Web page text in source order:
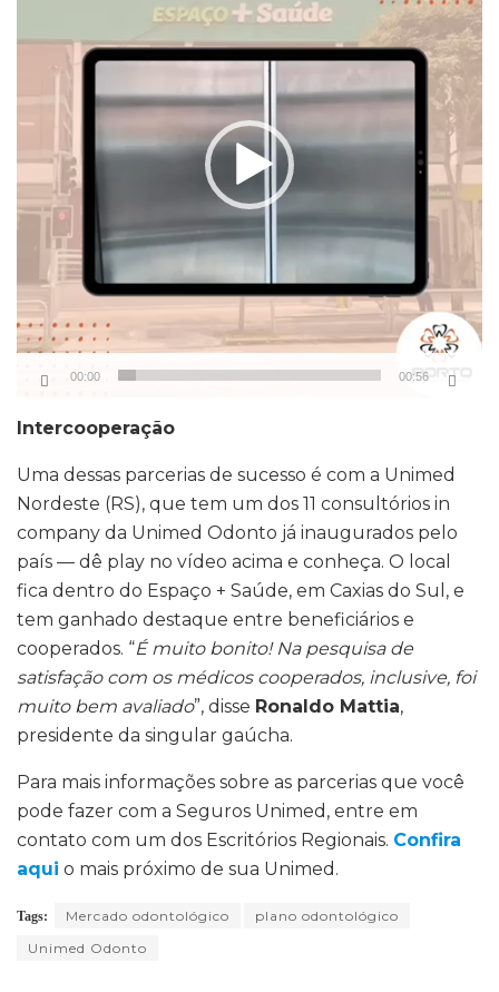
00:00 00:56
Intercooperação
Uma dessas parcerias de sucesso é com a Unimed
Nordeste (RS), que tem um dos 11 consultórios in
company da Unimed Odonto já inaugurados pelo
país — dê play no vídeo acima e conheça. O local
fica dentro do Espaço + Saúde, em Caxias do Sul, e
tem ganhado destaque entre beneficiários e
cooperados. “É muito bonito! Na pesquisa de
satisfação com os médicos cooperados, inclusive, foi
muito bem avaliado”, disse Ronaldo Mattia,
presidente da singular gaúcha.
Para mais informações sobre as parcerias que você
pode fazer com a Seguros Unimed, entre em
contato com um dos Escritórios Regionais. Confira
aqui o mais próximo de sua Unimed.
Tags: Mercado odontológico
plano odontológico
Unimed Odonto